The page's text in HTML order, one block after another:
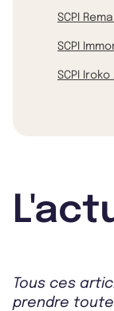
SCPI
SCPI
SCPI Iroko
Tous ces
prendre toute